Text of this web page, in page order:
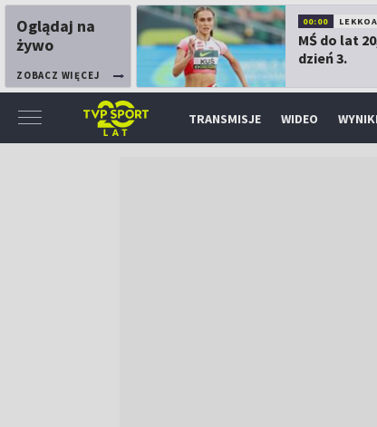
Oglądaj na
żywo
ZOBACZ WIĘCEJ
00:00
MŚ do lat
dzień 3.
TRANSMISJE WIDEO WYNIKI